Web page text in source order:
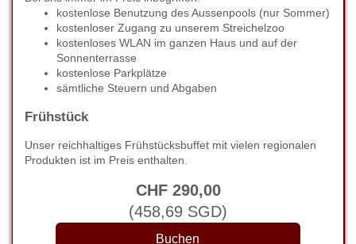
kostenlose Benutzung des Aussenpools (nur Sommer)
kostenloser Zugang zu unserem Streichelzoo
kostenloses WLAN im ganzen Haus und auf der
Sonnenterrasse
kostenlose Parkplätze
sämtliche Steuern und Abgaben
Frühstück
Unser reichhaltiges Frühstücksbuffet mit vielen regionalen
Produkten ist im Preis enthalten.
CHF 290,00
(458,69 SGD)